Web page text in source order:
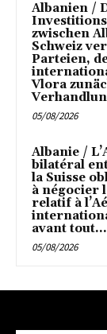
Albanien /
zwischen
Schweiz
Parteien,
Vlora
05/08/2026
Albanie /
bilatéral
la Suisse
à négocier
relatif à
avant tout...
05/08/2026